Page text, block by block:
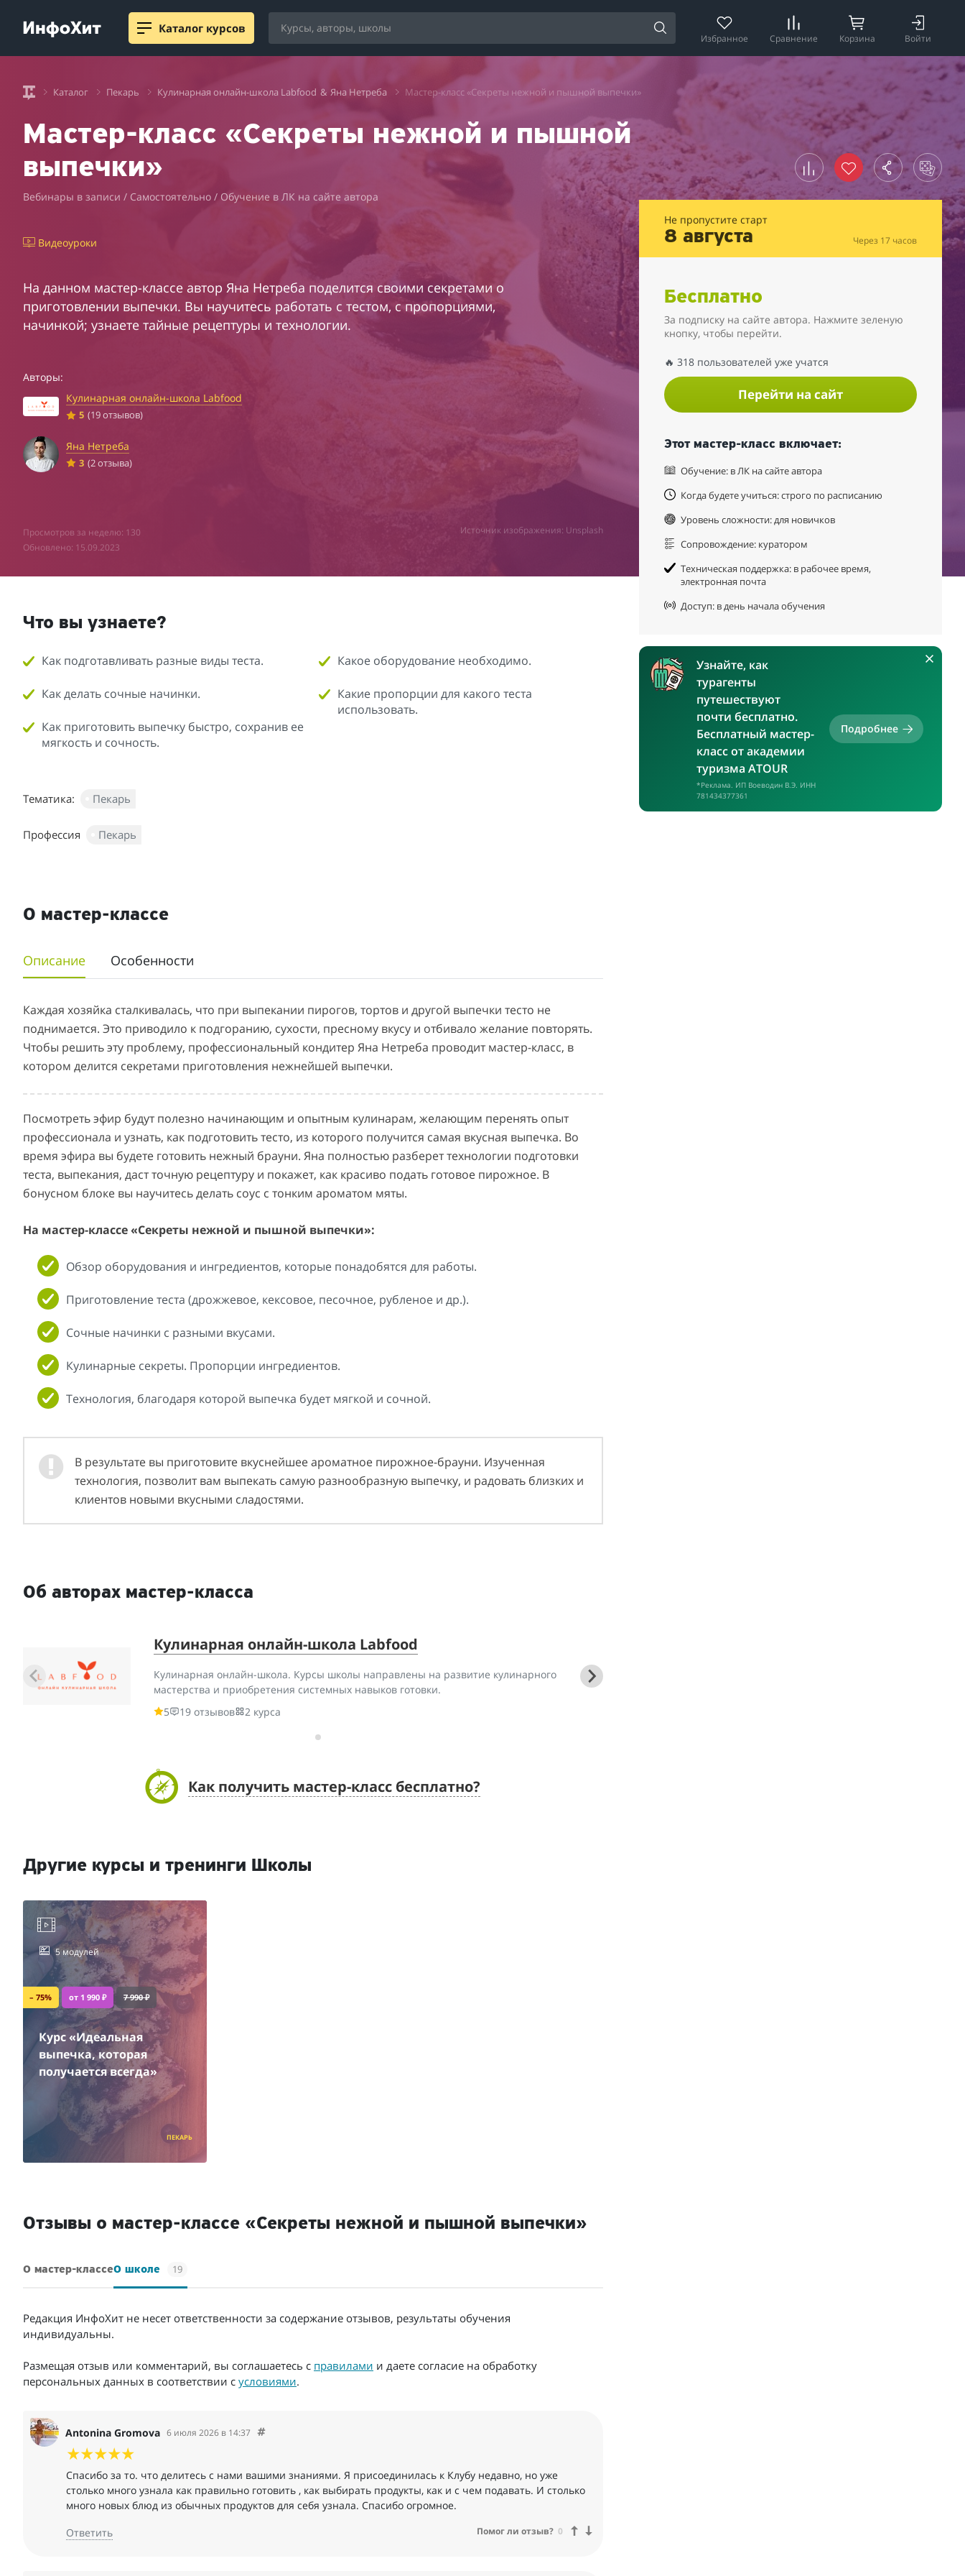
Каталог курсов
Избранное Сравнение Корзина Войти
Каталог Пекарь Кулинарная онлайн-школа Labfood & Яна Нетреба Мастер-класс «Секреты нежной и пышной выпечки»
Мастер-класс «Секреты нежной и пышной
выпечки»
Вебинары в записи / Самостоятельно / Обучение в ЛК на сайте автора
Видеоуроки
На данном мастер-классе автор Яна Нетреба поделится своими секретами о
приготовлении выпечки. Вы научитесь работать с тестом, с пропорциями,
начинкой; узнаете тайные рецептуры и технологии.
Авторы:
Кулинарная онлайн-школа Labfood
5 (19 отзывов)
Яна Нетреба
3 (2 отзыва)
Просмотров за неделю: 130
Обновлено: 15.09.2023
Источник изображения: Unsplash
Не пропустите старт
8 августа Через 17 часов
Бесплатно
За подписку на сайте автора. Нажмите зеленую
кнопку, чтобы перейти.
🔥 318 пользователей уже учатся
Перейти на сайт
Этот мастер-класс включает:
Обучение: в ЛК на сайте автора
Когда будете учиться: строго по расписанию
Уровень сложности: для новичков
Сопровождение: куратором
Техническая поддержка: в рабочее время,
электронная почта
Доступ: в день начала обучения
Узнайте, как
турагенты
путешествуют
почти бесплатно.
Бесплатный мастер-
класс от академии
туризма ATOUR
*Реклама. ИП Воеводин В.Э. ИНН
781434377361
Подробнее
Что вы узнаете?
Как подготавливать разные виды теста.
Как делать сочные начинки.
Как приготовить выпечку быстро, сохранив ее
мягкость и сочность.
Какое оборудование необходимо.
Какие пропорции для какого теста
использовать.
Тематика: Пекарь
Профессия Пекарь
О мастер-классе
Описание Особенности
Каждая хозяйка сталкивалась, что при выпекании пирогов, тортов и другой выпечки тесто не
поднимается. Это приводило к подгоранию, сухости, пресному вкусу и отбивало желание повторять.
Чтобы решить эту проблему, профессиональный кондитер Яна Нетреба проводит мастер-класс, в
котором делится секретами приготовления нежнейшей выпечки.
Посмотреть эфир будут полезно начинающим и опытным кулинарам, желающим перенять опыт
профессионала и узнать, как подготовить тесто, из которого получится самая вкусная выпечка. Во
время эфира вы будете готовить нежный брауни. Яна полностью разберет технологии подготовки
теста, выпекания, даст точную рецептуру и покажет, как красиво подать готовое пирожное. В
бонусном блоке вы научитесь делать соус с тонким ароматом мяты.
На мастер-классе «Секреты нежной и пышной выпечки»:
Обзор оборудования и ингредиентов, которые понадобятся для работы.
Приготовление теста (дрожжевое, кексовое, песочное, рубленое и др.).
Сочные начинки с разными вкусами.
Кулинарные секреты. Пропорции ингредиентов.
Технология, благодаря которой выпечка будет мягкой и сочной.
В результате вы приготовите вкуснейшее ароматное пирожное-брауни. Изученная
технология, позволит вам выпекать самую разнообразную выпечку, и радовать близких и
клиентов новыми вкусными сладостями.
Об авторах мастер-класса
Кулинарная онлайн-школа Labfood
Кулинарная онлайн-школа. Курсы школы направлены на развитие кулинарного
мастерства и приобретения системных навыков готовки.
5
19 отзывов 2 курса
Как получить мастер-класс бесплатно?
Другие курсы и тренинги Школы
– 75% от 1 990 ₽ 7 990 ₽
Курс «Идеальная
выпечка, которая
получается всегда»
5 модулей
ПЕКАРЬ
Отзывы о мастер-классе «Секреты нежной и пышной выпечки»
О мастер-классеО школе 19
Редакция ИнфоХит не несет ответственности за содержание отзывов, результаты обучения
индивидуальны.
Размещая отзыв или комментарий, вы соглашаетесь с правилами и даете согласие на обработку
персональных данных в соответствии с условиями.
Antonina Gromova 6 июля 2026 в 14:37
Спасибо за то. что делитесь с нами вашими знаниями. Я присоединилась к Клубу недавно, но уже
столько много узнала как правильно готовить , как выбирать продукты, как и с чем подавать. И столько
много новых блюд из обычных продуктов для себя узнала. Спасибо огромное.
Ответить
Помог ли отзыв? 0